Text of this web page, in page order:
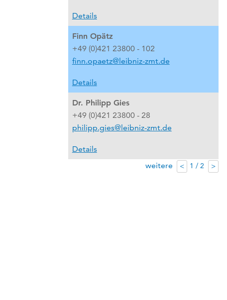
Details
Finn Opätz
+49 (0)421 23800 - 102
finn.opaetz@leibniz-zmt.de
Details
Dr. Philipp Gies
+49 (0)421 23800 - 28
philipp.gies@leibniz-zmt.de
Details
weitere
< 1 / 2 >